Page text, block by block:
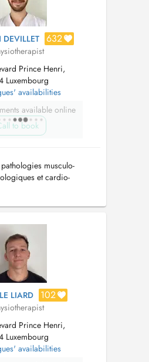
632
Prince Henri,
Luxembourg
availabilities
available online
to book
musculo-
et cardio-
Manuelle. Bilan
Thérapie par
des pathologies du
Rééducation vest...
LIARD 102
Prince Henri,
Luxembourg
availabilities